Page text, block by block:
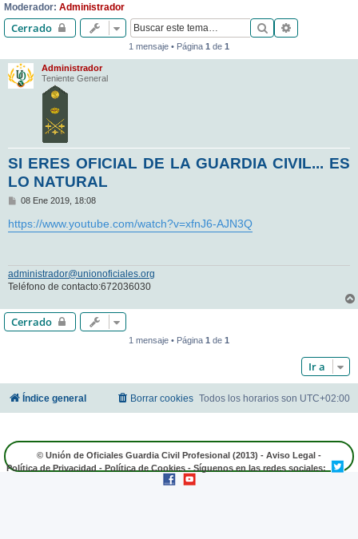
Moderador: Administrador
Cerrado Buscar
1 mensaje • Página 1 de 1
Administrador
Teniente General
SI ERES OFICIAL DE LA GUARDIA CIVIL... ES
LO NATURAL
M
n
s
08 Ene 2019, 18:08
https://www.youtube.com/watch?v=xfnJ6-AJN3Q
administrador@unionoficiales.org
Teléfono de contacto:672036030
Cerrado
1 mensaje • Página 1 de 1
Ir a
Índice general Todos los horarios son UTC+02:00
Borrar cookies
© Unión de Oficiales Guardia Civil Profesional (2013) - Aviso Legal -
Política de Privacidad - Política de Cookies - Síguenos en las redes sociales: